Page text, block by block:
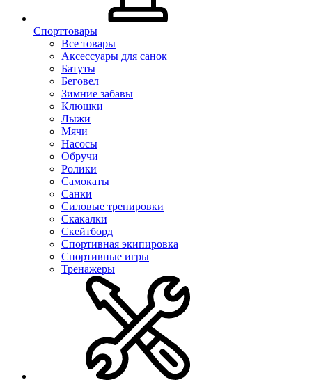
Спорттовары
Все товары
Аксессуары для санок
Батуты
Беговел
Зимние забавы
Клюшки
Лыжи
Мячи
Насосы
Обручи
Ролики
Самокаты
Санки
Силовые тренировки
Скакалки
Скейтборд
Спортивная экипировка
Спортивные игры
Тренажеры